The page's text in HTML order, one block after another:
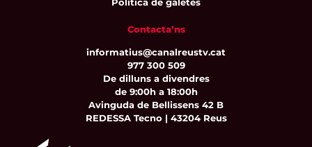
Contacta’ns
informatius@canalreustv.cat
977 300 509
De dilluns a divendres
de 9:00h a 18:00h
Avinguda de Bellissens 42 B
REDESSA Tecno | 43204 Reus